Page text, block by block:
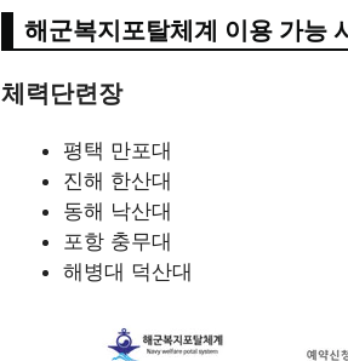
해군복지포탈체계 이용 가능
체력단련장
평택 만포대
진해 한산대
동해 낙산대
포항 충무대
해병대 덕산대